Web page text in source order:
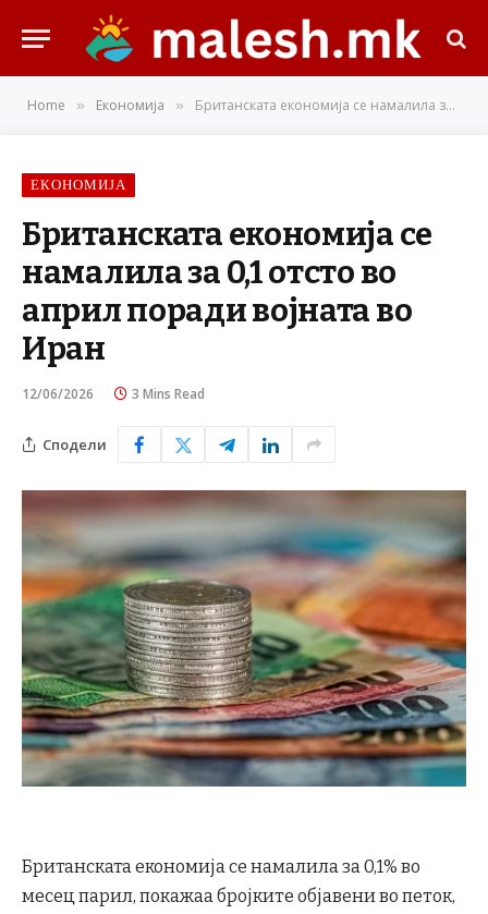
Home » Економија » Британската економија се намалила за 0,1 отсто во април поради војната во Иран
ЕКОНОМИЈА
Британската економија се
намалила за 0,1 отсто во
април поради војната во
Иран
12/06/2026 3 Mins Read
Сподели
Британската економија се намалила за 0,1% во
месец парил, покажаа бројките објавени во петок,